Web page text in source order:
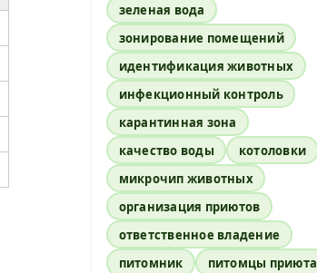
зеленая вода
зонирование помещений
идентификация животных
инфекционный контроль
карантинная зона
качество воды
котоловки
микрочип животных
организация приютов
ответственное владение
питомник
питомцы приюта